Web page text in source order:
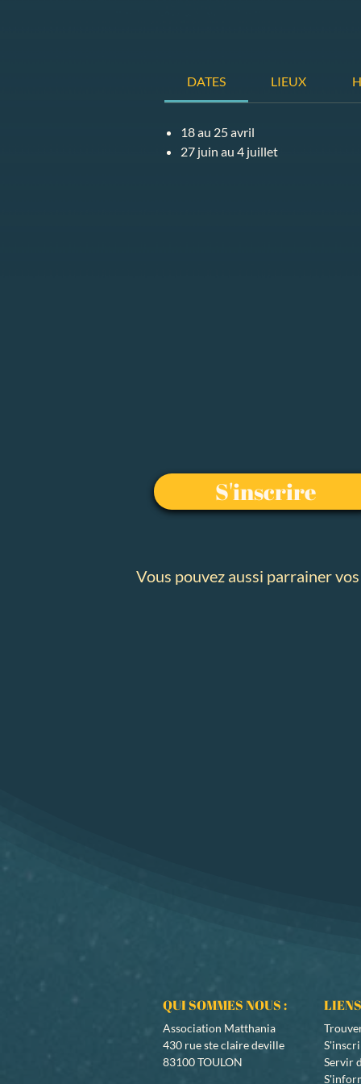
DATES LIEUX
18 au 25 avril
27 juin au 4 juillet
S'inscrire
Vous pouvez aussi parrainer
QUI SOMMES NOUS :
Association Matthania
430 rue ste claire deville
83100 TOULON
Servir